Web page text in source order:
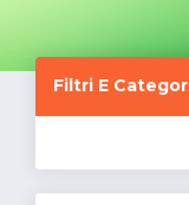
Filtri E